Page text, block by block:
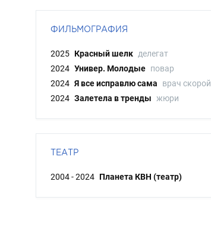
ФИЛЬМОГРАФИЯ
2025 Красный шелк делегат
2024 Универ. Молодые повар
2024 Я все исправлю сама
врач скорой
2024 Залетела в тренды жюри
ТЕАТР
2004 - 2024 Планета КВН (театр)